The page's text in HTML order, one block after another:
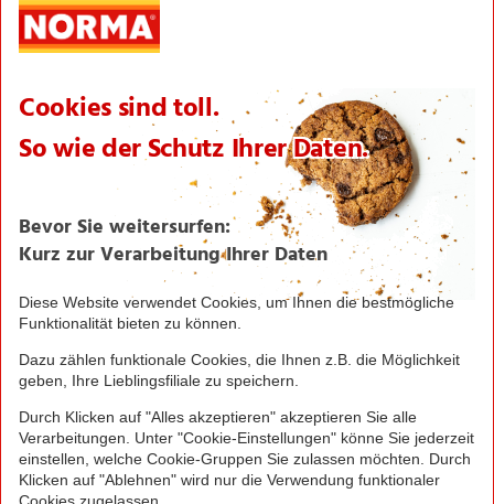
Verantwortung
Aktionsartikel
Einkaufsliste
Zahlungsabwicklung
NORMA bei Facebook & Instagram
Barrierefreiheitserklärung
Unternehmen
Über NORMA
Organisation
International
Logistik
Filialnetz
Expansion
Karriere
Verantwortung/CSR
NORMA News